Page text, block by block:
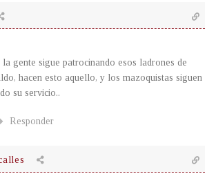
gente sigue patrocinando esos ladrones de
hacen esto aquello, y los mazoquistas siguen
su servicio..
Responder